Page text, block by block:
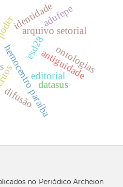
hemocentro paraíba
editorial
antiguidade
ontologias
arquivo setorial
identidade
difusão
esd28
datasus
adufepe
no Periódico Archeion